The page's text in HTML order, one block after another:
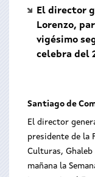
El director
Lorenzo,
vigésimo
celebra del
Santiago de
El director
presidente de la
Culturas,
mañana la